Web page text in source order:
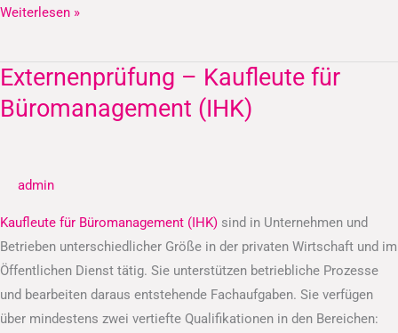
Weiterlesen »
Externenprüfung – Kaufleute für
Büromanagement (IHK)
admin
Kaufleute für Büromanagement (IHK) sind in Unternehmen und
Betrieben unterschiedlicher Größe in der privaten Wirtschaft und im
Öffentlichen Dienst tätig. Sie unterstützen betriebliche Prozesse
und bearbeiten daraus entstehende Fachaufgaben. Sie verfügen
über mindestens zwei vertiefte Qualifikationen in den Bereichen:
Externenprüfung
–
Kaufleute
(IHK)